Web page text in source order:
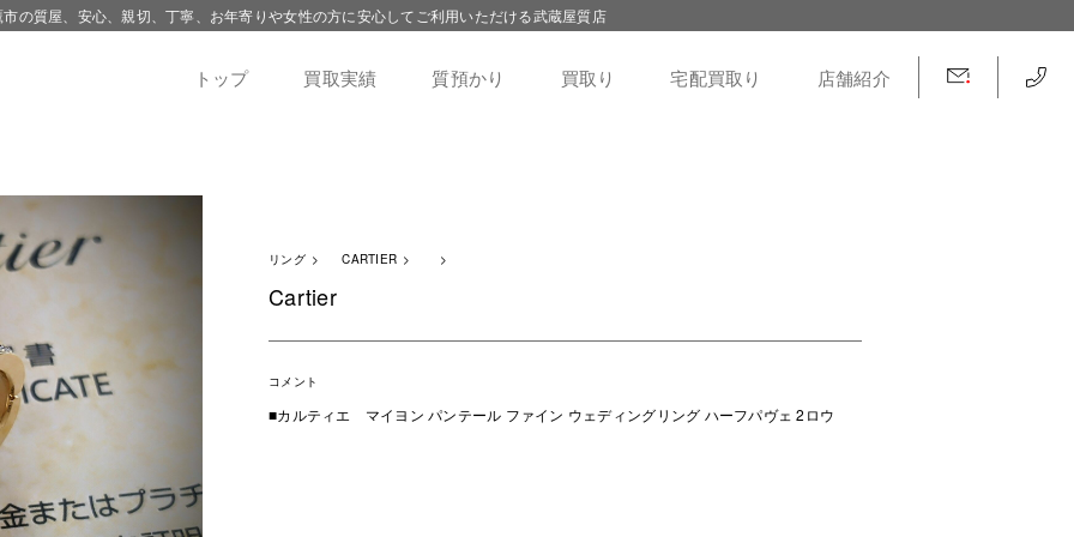
の質屋、安心、親切、丁寧、お年寄りや女性の方に安心してご利用いただける武蔵屋質店
トップ 買取実績 質預かり 買取り 宅配買取り 店舗紹介
リング CARTIER
Cartier
コメント
■カルティエ マイヨン パンテール ファイン ウェディングリング ハーフパヴェ 2ロウ